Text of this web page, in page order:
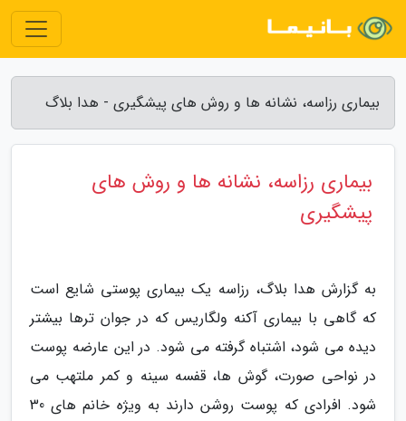
بیماری رزاسه، نشانه ها و روش های پیشگیری - هدا بلاگ
بیماری رزاسه، نشانه ها و روش های
پیشگیری
به گزارش هدا بلاگ، رزاسه یک بیماری پوستی شایع است
که گاهی با بیماری آکنه ولگاریس که در جوان ترها بیشتر
دیده می شود، اشتباه گرفته می شود. در این عارضه پوست
در نواحی صورت، گوش ها، قفسه سینه و کمر ملتهب می
شود. افرادی که پوست روشن دارند به ویژه خانم های 30